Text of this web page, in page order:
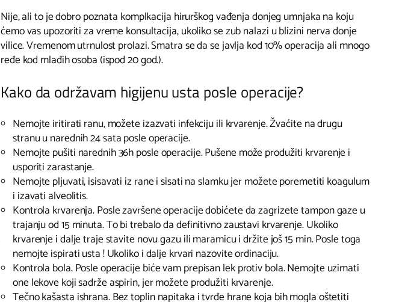
Nije, ali to je dobro poznata komplkacija hirurškog vađenja donjeg umnjaka na koju
ćemo vas upozoriti za vreme konsultacija, ukoliko se zub nalazi u blizini nerva donje
vilice. Vremenom utrnulost prolazi. Smatra se da se javlja kod 10% operacija ali mnogo
ređe kod mlađih osoba (ispod 20 god.).
Kako da održavam higijenu usta posle operacije?
Nemojte iritirati ranu, možete izazvati infekciju ili krvarenje. Žvaćite na drugu
stranu u narednih 24 sata posle operacije.
Nemojte pušiti narednih 36h posle operacije. Pušene može produžiti krvarenje i
usporiti zarastanje.
Nemojte pljuvati, isisavati iz rane i sisati na slamku jer možete poremetiti koagulum
i izavati alveolitis.
Kontrola krvarenja. Posle završene operacije dobićete da zagrizete tampon gaze u
trajanju od 15 minuta. To bi trebalo da definitivno zaustavi krvarenje. Ukoliko
krvarenje i dalje traje stavite novu gazu ili maramicu i držite još 15 min. Posle toga
nemojte ispirati usta ! Ukoliko i dalje krvari nazovite ordinaciju.
Kontrola bola. Posle operacije biće vam prepisan lek protiv bola. Nemojte uzimati
one lekove koji sadrže aspirin, jer možete produžiti krvarenje.
Tečno kašasta ishrana. Bez toplin napitaka i tvrđe hrane koja bih mogla oštetiti